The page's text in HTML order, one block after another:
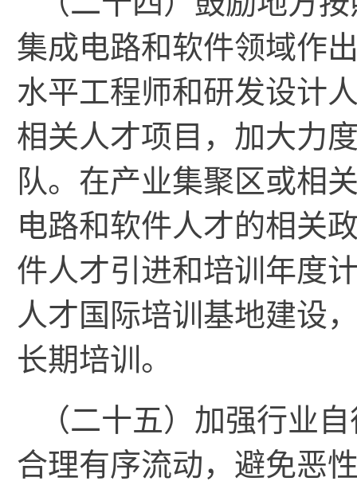
集成电路和软件领域作
水平工程师和研发设计
相关人才项目，加大力
队。在产业集聚区或相
电路和软件人才的相关
件人才引进和培训年度
人才国际培训基地建设
长期培训。
（二十五）加强行业
合理有序流动，避免恶